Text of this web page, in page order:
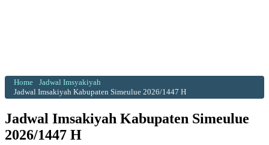
Home
Jadwal Imsyakiyah
Jadwal Imsakiyah Kabupaten Simeulue 2026/1447 H
Jadwal Imsakiyah Kabupaten Simeulue
2026/1447 H